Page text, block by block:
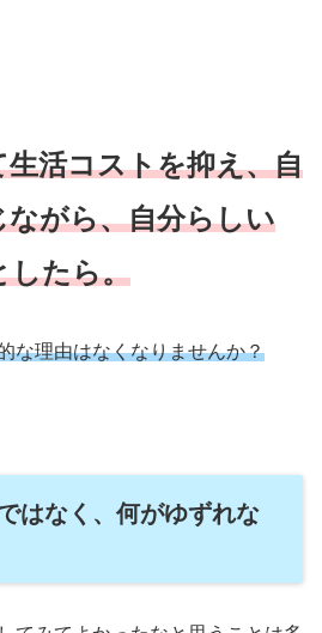
活コストを抑え、自
ながら、自分らしい
したら。
な理由はなくなりませんか？
はなく、何がゆずれな